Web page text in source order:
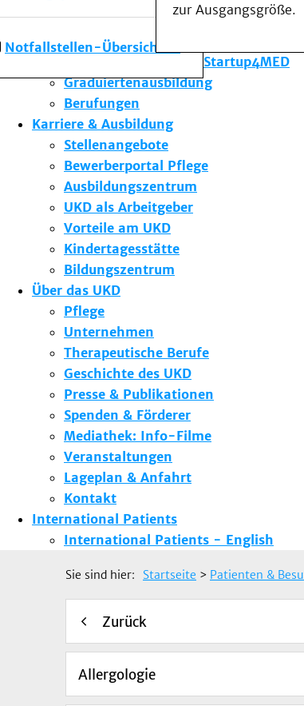
Notfallstellen-Übersicht
zur Ausgangsgröße.
Forschung am UKD
Studium & Lehre
Gründungsförderung Startup4MED
Graduiertenausbildung
Berufungen
Karriere & Ausbildung
Stellenangebote
Bewerberportal Pflege
Ausbildungszentrum
UKD als Arbeitgeber
Vorteile am UKD
Kindertagesstätte
Bildungszentrum
Über das UKD
Pflege
Unternehmen
Therapeutische Berufe
Geschichte des UKD
Presse & Publikationen
Spenden & Förderer
Mediathek: Info-Filme
Veranstaltungen
Lageplan & Anfahrt
Kontakt
International Patients
International Patients - English
Sie sind hier: Startseite > Patienten &
Zurück
Allergologie